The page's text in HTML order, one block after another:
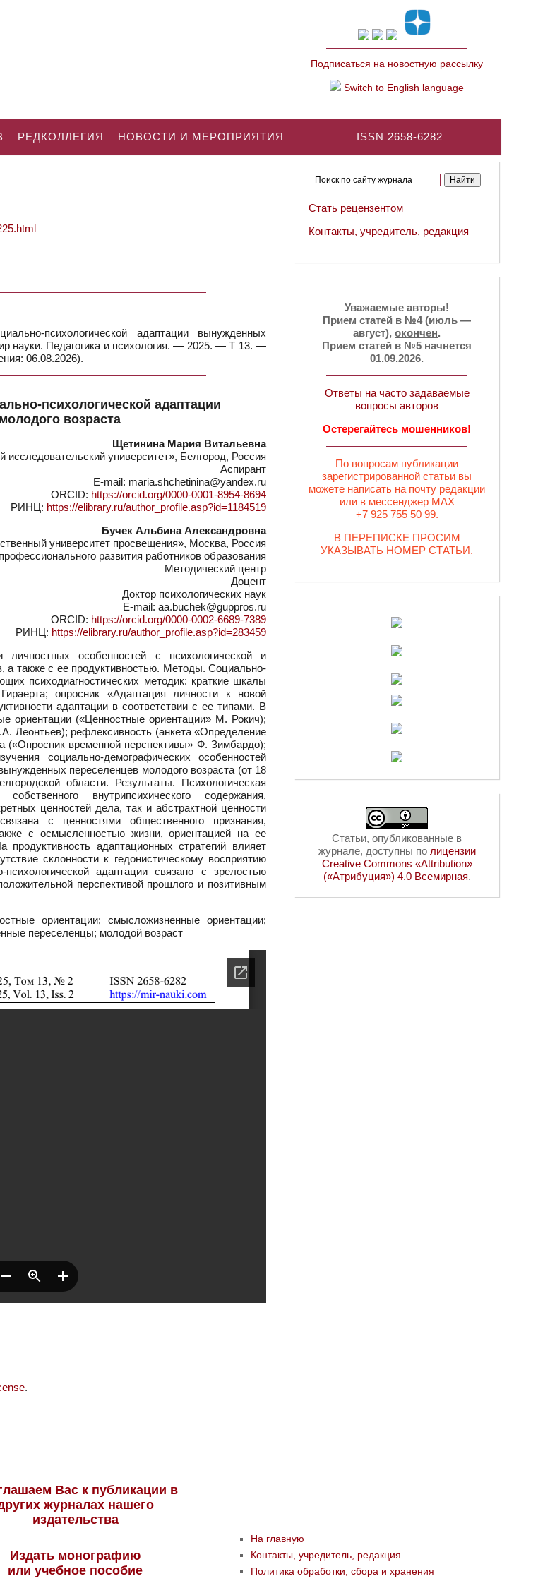
Подписаться на новостную рассылку
Switch to English language
ISSN 2658-6282
РЕДКОЛЛЕГИЯ НОВОСТИ И МЕРОПРИЯТИЯ
психологической адаптации вынужденных
науки. Педагогика и психология. — 2025. — Т 13. —
06.08.2026).
психологической адаптации
возраста
Щетинина Мария Витальевна
университет», Белгород, Россия
Аспирант
E-mail: maria.shchetinina@yandex.ru
ORCID: https://orcid.org/0000-0001-8954-8694
РИНЦ: https://elibrary.ru/author_profile.asp?id=1184519
Бучек Альбина Александровна
университет просвещения», Москва, Россия
развития работников образования
Методический центр
Доцент
Доктор психологических наук
E-mail: aa.buchek@guppros.ru
ORCID: https://orcid.org/0000-0002-6689-7389
РИНЦ: https://elibrary.ru/author_profile.asp?id=283459
особенностей с психологической и
а также с ее продуктивностью. Методы. Социально-
психодиагностических методик: краткие шкалы
опросник «Адаптация личности к новой
адаптации в соответствии с ее типами. В
ориентации («Ценностные ориентации» М. Рокич);
Леонтьев); рефлексивность (анкета «Определение
(«Опросник временной перспективы» Ф. Зимбардо);
социально-демографических особенностей
переселенцев молодого возраста (от 18
области. Результаты. Психологическая
внутрипсихического содержания,
ценностей дела, так и абстрактной ценности
с ценностями общественного признания,
с осмысленностью жизни, ориентацией на ее
адаптационных стратегий влияет
склонности к гедонистическому восприятию
адаптации связано с зрелостью
перспективой прошлого и позитивным
ориентации; смысложизненные ориентации;
переселенцы; молодой возраст
.
Стать рецензентом
Контакты, учредитель, редакция
Уважаемые авторы!
Прием статей в №4 (июль —
август), окончен.
Прием статей в №5 начнется
01.09.2026.
Ответы на часто задаваемые
вопросы авторов
Остерегайтесь мошенников!
По вопросам публикации
зарегистрированной статьи вы
можете написать на почту редакции
или в мессенджер MAX
+7 925 755 50 99.
В ПЕРЕПИСКЕ ПРОСИМ
УКАЗЫВАТЬ НОМЕР СТАТЬИ.
Статьи, опубликованные в
журнале, доступны по лицензии
Creative Commons «Attribution»
(«Атрибуция») 4.0 Всемирная.
Вас к публикации в
журналах нашего
издательства
Издать монографию
или учебное пособие
На главную
Контакты, учредитель, редакция
Политика обработки, сбора и хранения